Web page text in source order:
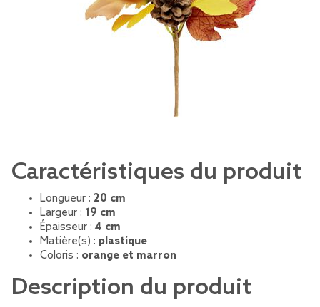
Caractéristiques du produit
Longueur : 20 cm
Largeur : 19 cm
Épaisseur : 4 cm
Matière(s) : plastique
Coloris : orange et marron
Description du produit